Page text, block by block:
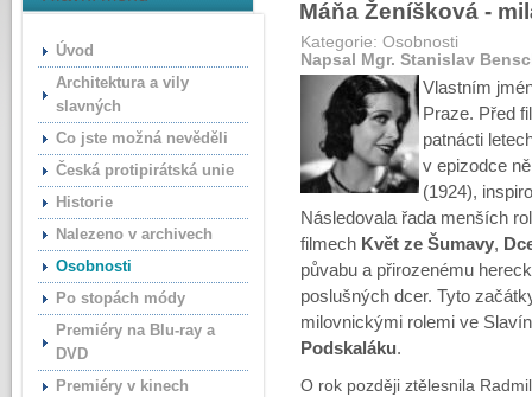
Úvod
Architektura a vily
slavných
Co jste možná nevěděli
Česká protipirátská unie
Historie
Nalezeno v archivech
Osobnosti
Po stopách módy
Premiéry na Blu-ray a
DVD
Premiéry v kinech
Máňa Ženíšková -
Kategorie: Osobnosti
Napsal Mgr. Stanislav
Vlastním
Praze. Před
patnácti
v epizodce
(1924),
Následovala řada menších
filmech Květ ze Šumavy,
půvabu a přirozenému
poslušných dcer. Tyto
milovnickými rolemi ve
Podskaláku.
O rok později ztělesnila